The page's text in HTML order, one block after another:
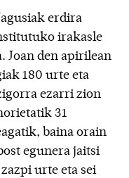
erdira
irakasle
Joan den apirilean
180 urte eta
ezarri zion
31
baina orain
egunera jaitsi
urte eta sei